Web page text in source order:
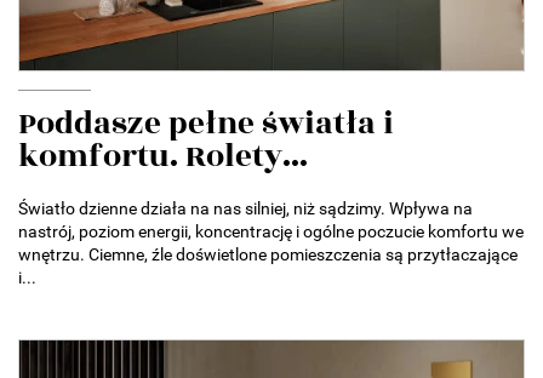
Poddasze pełne światła i
komfortu. Rolety...
Światło dzienne działa na nas silniej, niż sądzimy. Wpływa na
nastrój, poziom energii, koncentrację i ogólne poczucie komfortu we
wnętrzu. Ciemne, źle doświetlone pomieszczenia są przytłaczające
i...